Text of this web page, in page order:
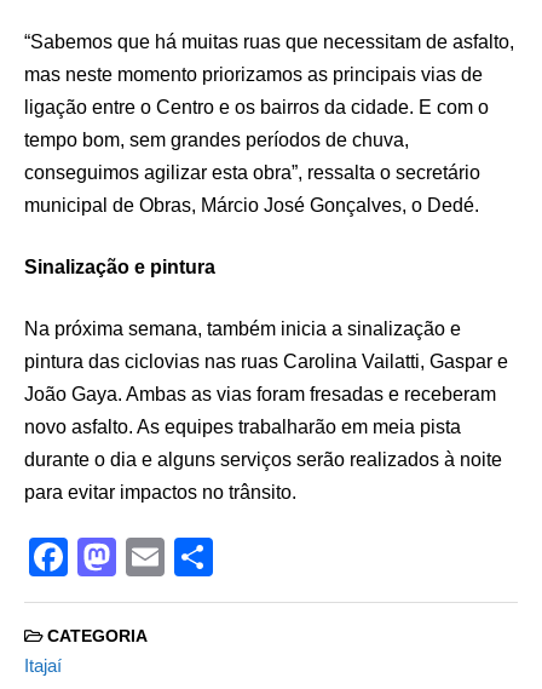
“Sabemos que há muitas ruas que necessitam de asfalto,
mas neste momento priorizamos as principais vias de
ligação entre o Centro e os bairros da cidade. E com o
tempo bom, sem grandes períodos de chuva,
conseguimos agilizar esta obra”, ressalta o secretário
municipal de Obras, Márcio José Gonçalves, o Dedé.
Sinalização e pintura
Na próxima semana, também inicia a sinalização e
pintura das ciclovias nas ruas Carolina Vailatti, Gaspar e
João Gaya. Ambas as vias foram fresadas e receberam
novo asfalto. As equipes trabalharão em meia pista
durante o dia e alguns serviços serão realizados à noite
para evitar impactos no trânsito.
F
a
c
M
a
st
E
m h
CATEGORIA
Itajaí